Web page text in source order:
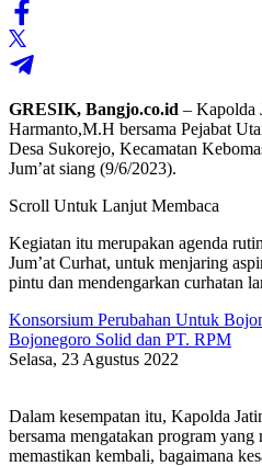
GRESIK, Bangjo.co.id – Kapolda
Harmanto,M.H bersama Pejabat
Desa Sukorejo, Kecamatan
Jum’at siang (9/6/2023).
Scroll Untuk Lanjut Membaca
Kegiatan itu merupakan agenda
Jum’at Curhat, untuk menjaring
pintu dan mendengarkan curhatan
Konsorsium Perubahan Untuk
Bojonegoro Solid dan PT. RPM
Selasa, 23 Agustus 2022
Dalam kesempatan itu, Kapolda
bersama mengatakan program
memastikan kembali, bagaimana